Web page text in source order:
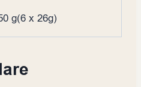
g(6 x 26g)